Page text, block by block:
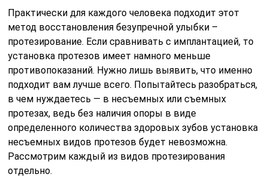
Практически для каждого человека подходит этот
метод восстановления безупречной улыбки –
протезирование. Если сравнивать с имплантацией, то
установка протезов имеет намного меньше
противопоказаний. Нужно лишь выявить, что именно
подходит вам лучше всего. Попытайтесь разобраться,
в чем нуждаетесь — в несъемных или съемных
протезах, ведь без наличия опоры в виде
определенного количества здоровых зубов установка
несъемных видов протезов будет невозможна.
Рассмотрим каждый из видов протезирования
отдельно.